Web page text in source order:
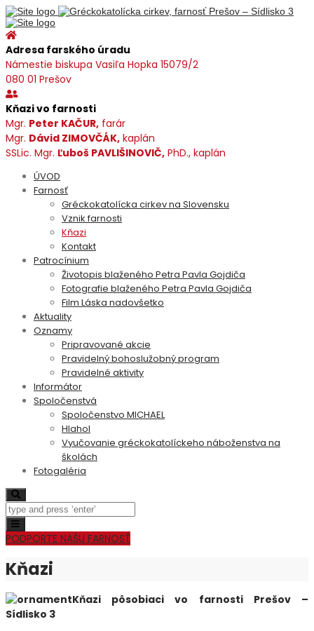
Adresa farského úradu
Námestie biskupa Vasiľa Hopka 15079/2
080 01 Prešov
Kňazi vo farnosti
Mgr. Peter KAČUR, farár
Mgr. Dávid ZIMOVČÁK, kaplán
SSLic. Mgr. Ľuboš PAVLIŠINOVIČ, PhD., kaplán
ÚVOD
Farnosť
Gréckokatolícka cirkev na Slovensku
Vznik farnosti
Kňazi
Kontakt
Patrocínium
Životopis blaženého Petra Pavla Gojdiča
Fotografie blaženého Petra Pavla Gojdiča
Film Láska nadovšetko
Aktuality
Oznamy
Pripravované akcie
Pravidelný bohoslužobný program
Pravidelné aktivity
Informátor
Spoločenstvá
Spoločenstvo MICHAEL
Hlahol
Vyučovanie gréckokatolíckeho náboženstva na
školách
Fotogaléria
Toggle
navigation
PODPORTE NAŠU FARNOSŤ
Kňazi
Kňazi pôsobiaci vo farnosti Prešov –
Sídlisko 3